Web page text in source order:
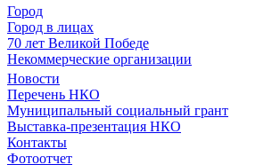
Город
Город в лицах
70 лет Великой Победе
Некоммерческие организации
Новости
Перечень НКО
Муниципальный социальный грант
Выставка-презентация НКО
Контакты
Фотоотчет